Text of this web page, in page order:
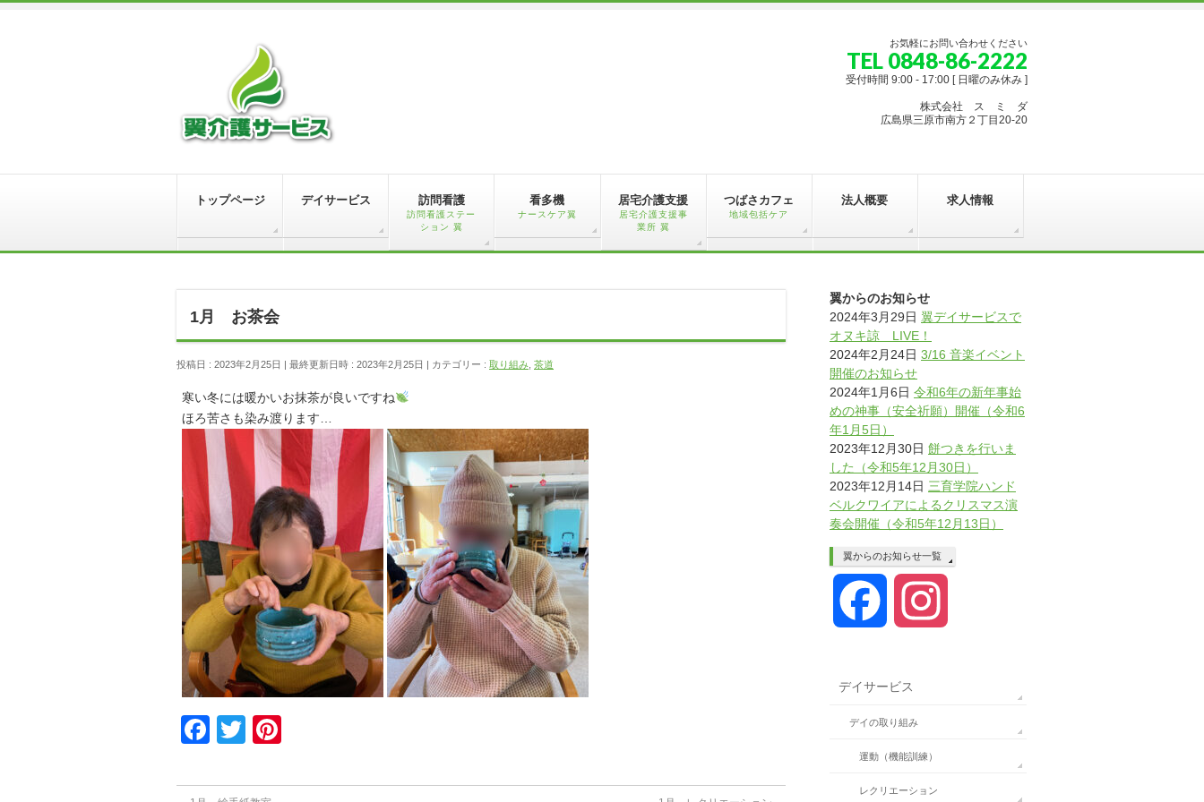
お気軽にお問い合わせください
TEL 0848-86-2222
受付時間 9:00 - 17:00 [ 日曜のみ休み ]
株式会社 ス ミ ダ
広島県三原市南方２丁目20-20
トップページ デイサービス 訪問看護
訪問看護ステー
ション 翼
看多機
ナースケア翼
居宅介護支援
居宅介護支援事
業所 翼
つばさカフェ
地域包括ケア
法人概要 求人情報
1月 お茶会
投稿日 : 2023年2月25日 最終更新日時 : 2023年2月25日 カテゴリー : 取り組み 茶道
寒い冬には暖かいお抹茶が良いですね
ほろ苦さも染み渡ります…
Facebook
Twitter
翼からのお知らせ
2024年3月29日 翼デイサービスで
オヌキ諒 LIVE！
2024年2月24日 3/16 音楽イベント
開催のお知らせ
2024年1月6日 令和6年の新年事始
めの神事（安全祈願）開催（令和6
年1月5日）
2023年12月30日 餅つきを行いま
した（令和5年12月30日）
2023年12月14日 三育学院ハンド
ベルクワイアによるクリスマス演
奏会開催（令和5年12月13日）
翼からのお知らせ一覧
Facebook
デイサービス
デイの取り組み
運動（機能訓練）
レクリエーション